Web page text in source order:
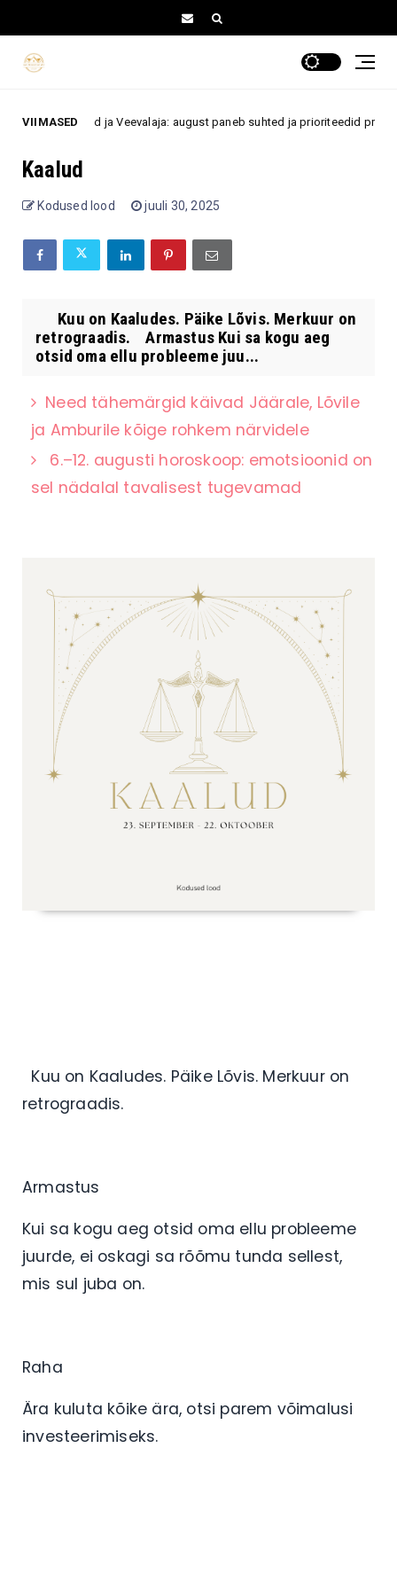
VIIMASED
Kaalud ja Veevalaja: august paneb suhted ja prioriteedid proovile
Kaalud
Kodused lood juuli 30, 2025
Kuu on Kaaludes. Päike Lõvis. Merkuur on
retrograadis. Armastus Kui sa kogu aeg
otsid oma ellu probleeme juu...
Need tähemärgid käivad Jäärale, Lõvile
ja Amburile kõige rohkem närvidele
6.–12. augusti horoskoop: emotsioonid on
sel nädalal tavalisest tugevamad
Kuu on Kaaludes. Päike Lõvis. Merkuur on
retrograadis.
Armastus
Kui sa kogu aeg otsid oma ellu probleeme
juurde, ei oskagi sa rõõmu tunda sellest,
mis sul juba on.
Raha
Ära kuluta kõike ära, otsi parem võimalusi
investeerimiseks.